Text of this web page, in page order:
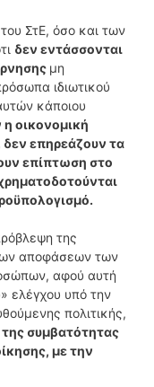
ΣτΕ, όσο και των
δεν εντάσσονται
μη
ιδιωτικού
κάποιου
η οικονομική
δεν επηρεάζουν τα
επίπτωση στο
της
αποφάσεων των
αφού αυτή
ελέγχου υπό την
πολιτικής,
συμβατότητας
με την